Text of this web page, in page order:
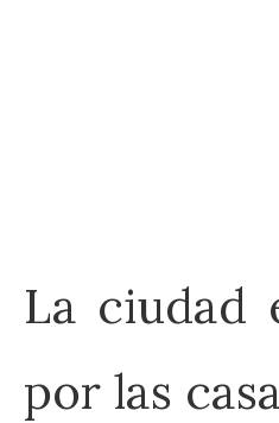
La ciudad
por las